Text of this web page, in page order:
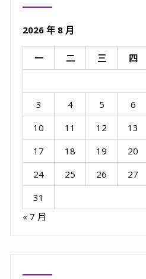
2026 年 8 月
一 二 三 四
3
4 5 6
10
11 12 13
17
18 19 20
24
25 26 27
31
« 7 月